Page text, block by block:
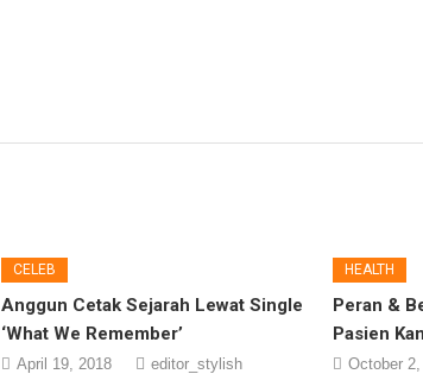
CELEB
Anggun Cetak Sejarah Lewat Single
‘What We Remember’
April 19, 2018 editor_stylish
HEALTH
Peran &
Pasien
October